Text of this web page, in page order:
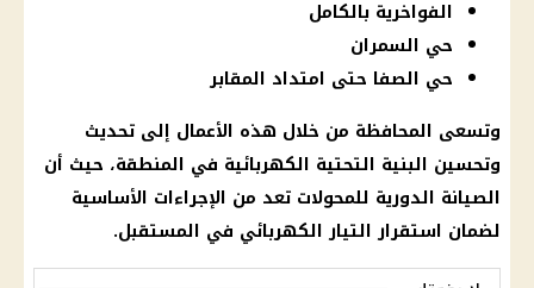
الفواخرية بالكامل
حي السمران
حي الصفا حتى امتداد المقابر
وتسعى المحافظة من خلال هذه الأعمال إلى تحديث
وتحسين البنية التحتية الكهربائية في المنطقة، حيث أن
الصيانة الدورية للمحولات تعد من الإجراءات الأساسية
لضمان استقرار التيار الكهربائي في المستقبل.